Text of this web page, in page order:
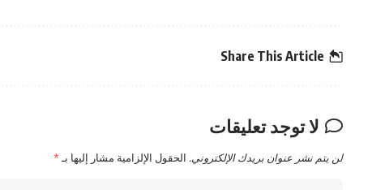
Share This Article
لا توجد تعليقات
لن يتم نشر عنوان بريدك الإلكتروني. الحقول الإلزامية مشار إليها بـ*